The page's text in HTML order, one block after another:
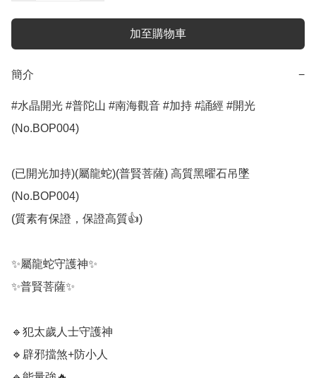
加至購物車
簡介 −
#水晶開光 #普陀山 #南海觀音 #加持 #誦經 #開光
(No.BOP004)
(已開光加持)(屬龍蛇)(普賢菩薩) 高質黑曜石吊墜
(No.BOP004)
(質素有保證，保證高質👍)
✨️屬龍蛇守護神✨️
✨️普賢菩薩✨️
🔹️犯太歲人士守護神
🔹️辟邪擋煞+防小人